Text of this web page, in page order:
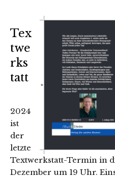
Tex
twe
rks
tatt
2024
ist
der
letzte
Textwerkstatt-Termin in
Dezember um 19 Uhr.